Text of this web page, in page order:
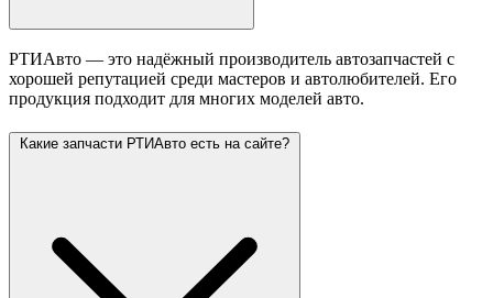
РТИАвто — это надёжный производитель автозапчастей с
хорошей репутацией среди мастеров и автолюбителей. Его
продукция подходит для многих моделей авто.
Какие запчасти РТИАвто есть на сайте?